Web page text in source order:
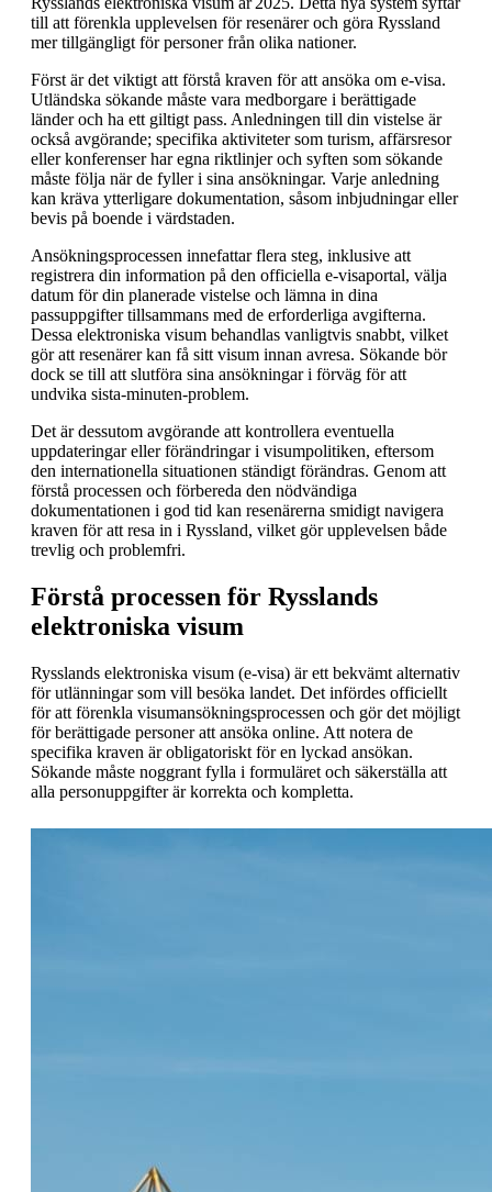
till att förenkla upplevelsen för resenärer och göra Ryssland
mer tillgängligt för personer från olika nationer.
Först är det viktigt att förstå kraven för att ansöka om e-visa.
Utländska sökande måste vara medborgare i berättigade
länder och ha ett giltigt pass. Anledningen till din vistelse är
också avgörande; specifika aktiviteter som turism, affärsresor
eller konferenser har egna riktlinjer och syften som sökande
måste följa när de fyller i sina ansökningar. Varje anledning
kan kräva ytterligare dokumentation, såsom inbjudningar eller
bevis på boende i värdstaden.
Ansökningsprocessen innefattar flera steg, inklusive att
registrera din information på den officiella e-visaportal, välja
datum för din planerade vistelse och lämna in dina
passuppgifter tillsammans med de erforderliga avgifterna.
Dessa elektroniska visum behandlas vanligtvis snabbt, vilket
gör att resenärer kan få sitt visum innan avresa. Sökande bör
dock se till att slutföra sina ansökningar i förväg för att
undvika sista-minuten-problem.
Det är dessutom avgörande att kontrollera eventuella
uppdateringar eller förändringar i visumpolitiken, eftersom
den internationella situationen ständigt förändras. Genom att
förstå processen och förbereda den nödvändiga
dokumentationen i god tid kan resenärerna smidigt navigera
kraven för att resa in i Ryssland, vilket gör upplevelsen både
trevlig och problemfri.
Förstå processen för Rysslands
elektroniska visum
Rysslands elektroniska visum (e-visa) är ett bekvämt alternativ
för utlänningar som vill besöka landet. Det infördes officiellt
för att förenkla visumansökningsprocessen och gör det möjligt
för berättigade personer att ansöka online. Att notera de
specifika kraven är obligatoriskt för en lyckad ansökan.
Sökande måste noggrant fylla i formuläret och säkerställa att
alla personuppgifter är korrekta och kompletta.